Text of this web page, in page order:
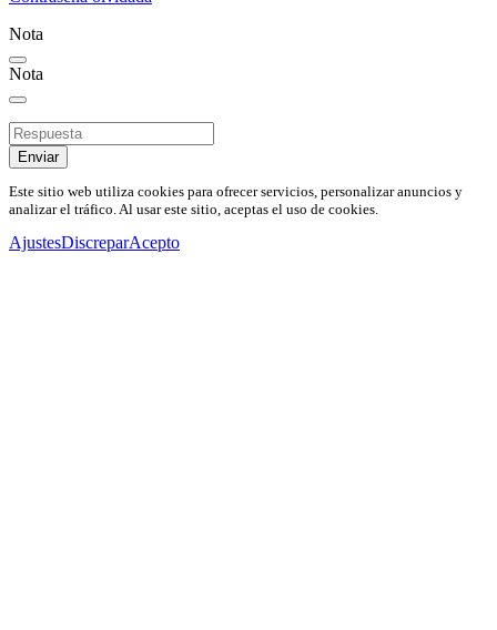
Nota
Nota
Enviar
Este sitio web utiliza cookies para ofrecer servicios, personalizar anuncios y
analizar el tráfico. Al usar este sitio, aceptas el uso de cookies.
AjustesDiscreparAcepto